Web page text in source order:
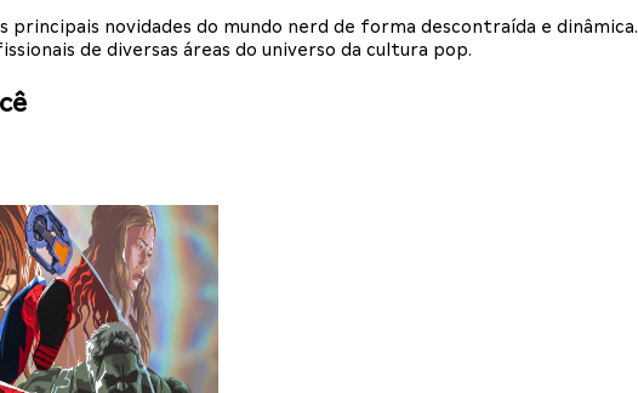
principais novidades do mundo nerd de forma descontraída e dinâmica.
de diversas áreas do universo da cultura pop.